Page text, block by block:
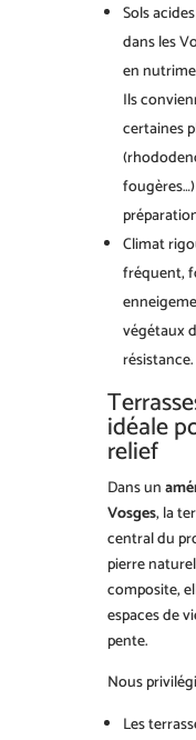
Sols
dans les
en
Ils
certaines
Climat
fréquent,
végétaux
résistance.
idéale
relief
Dans un
Vosges, la
central du
pierre
composite,
espaces de
pente.
Nous
Les